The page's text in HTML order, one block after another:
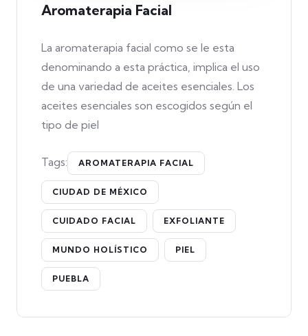
Aromaterapia Facial
La aromaterapia facial como se le esta
denominando a esta práctica, implica el uso
de una variedad de aceites esenciales. Los
aceites esenciales son escogidos según el
tipo de piel
Tags: AROMATERAPIA FACIAL
CIUDAD DE MÉXICO
CUIDADO FACIAL EXFOLIANTE
MUNDO HOLÍSTICO PIEL
PUEBLA